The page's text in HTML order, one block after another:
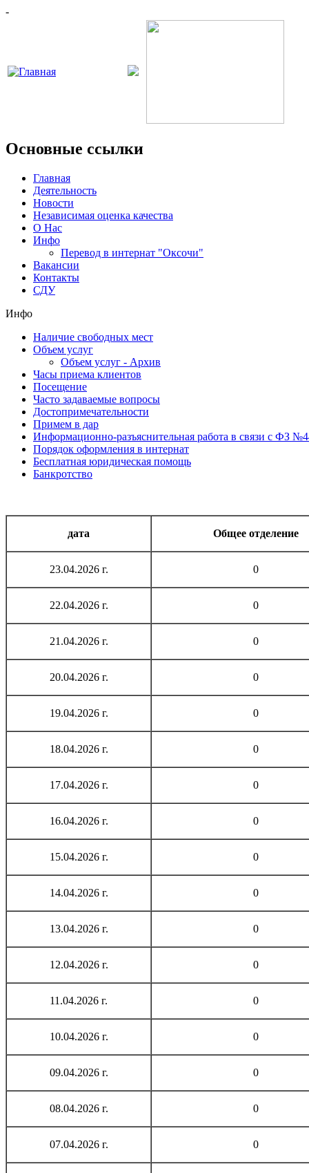
-
Основные ссылки
Главная
Деятельность
Новости
Независимая оценка качества
О Нас
Инфо
Перевод в интернат "Оксочи"
Вакансии
Контакты
СДУ
Инфо
Наличие свободных мест
Объем услуг
Объем услуг - Архив
Часы приема клиентов
Посещение
Часто задаваемые вопросы
Достопримечательности
Примем в дар
Информационно-разъяснительная работа в связи с ФЗ
Порядок оформления в интернат
Бесплатная юридическая помощь
Банкротство
дата Общее отделение
23.04.2026 г. 0
22.04.2026 г. 0
21.04.2026 г. 0
20.04.2026 г. 0
19.04.2026 г. 0
18.04.2026 г. 0
17.04.2026 г. 0
16.04.2026 г. 0
15.04.2026 г. 0
14.04.2026 г. 0
13.04.2026 г. 0
12.04.2026 г. 0
11.04.2026 г. 0
10.04.2026 г. 0
09.04.2026 г. 0
08.04.2026 г. 0
07.04.2026 г. 0